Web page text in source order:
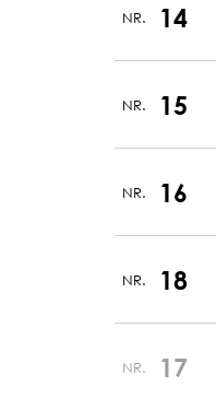
NR. 14
NR. 15
NR. 16
NR. 18
NR. 17